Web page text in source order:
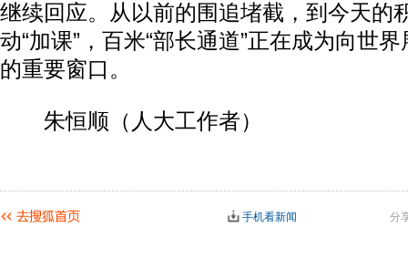
继续回应。从以前的围追堵截，到今天的
动“加课”，百米“部长通道”正在成为向世
的重要窗口。
朱恒顺（人大工作者）
分
手机看新闻